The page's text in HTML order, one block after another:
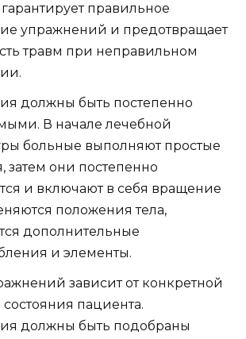
гарантирует правильное
упражнений и предотвращает
травм при неправильном
должны быть постепенно
В начале лечебной
больные выполняют простые
затем они постепенно
и включают в себя вращение
положения тела,
дополнительные
и элементы.
зависит от конкретной
пациента.
должны быть подобраны